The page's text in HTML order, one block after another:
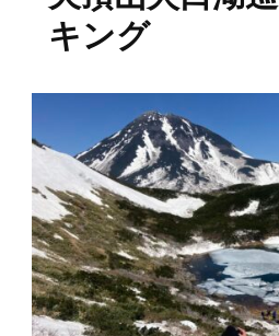
キング